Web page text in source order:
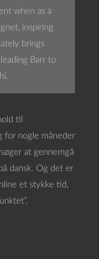
when as a
inspiring
brings
Barr to
til
for nogle måneder
at gennemgå
dansk. Og det er
et stykke tid,